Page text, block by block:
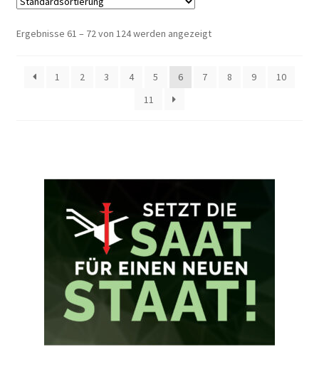
Ergebnisse 61 – 72 von 124 werden angezeigt
1 2 3 4 5 6 7 8 9
10
11